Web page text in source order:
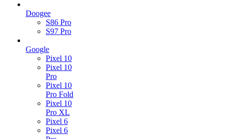
Doogee
S86 Pro
S97 Pro
Google
Pixel 10
Pixel 10
Pro
Pixel 10
Pro Fold
Pixel 10
Pro XL
Pixel 6
Pixel 6